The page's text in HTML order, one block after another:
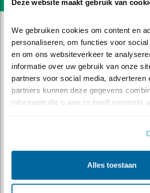
Deze website maakt gebruik van
We gebruiken cookies om content en
personaliseren, om functies voor
en om ons websiteverkeer te
informatie over uw gebruik van onze
partners voor social media, adverteren
partners kunnen deze gegevens
informatie die u aan ze heeft verstrekt
Alles toestaan
DEEL DIT FILMPJE